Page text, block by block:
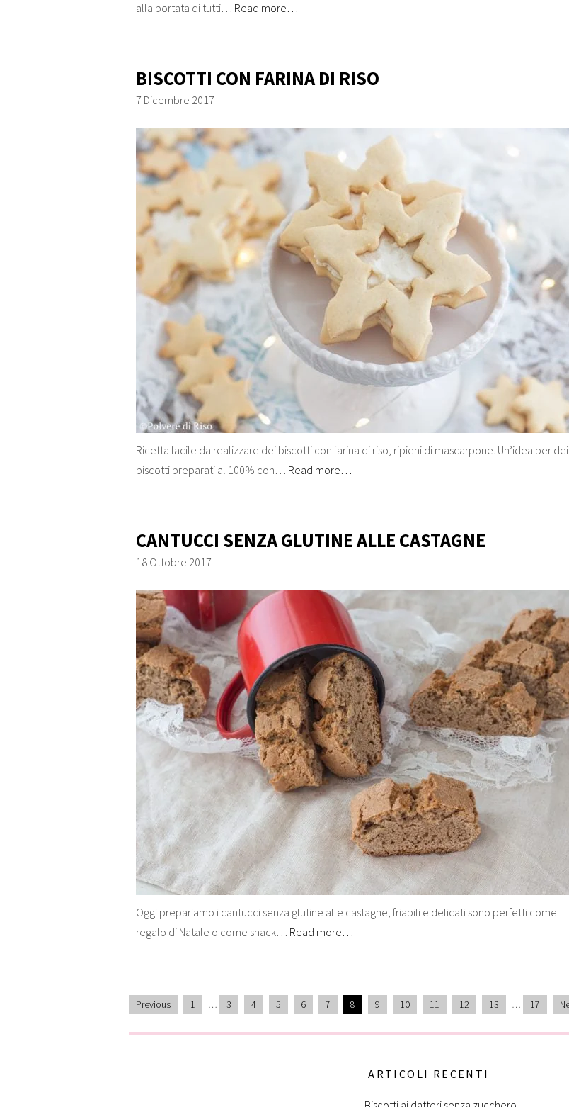
alla portata di tutti… Read more…
BISCOTTI CON FARINA DI RISO
7 Dicembre 2017
Ricetta facile da realizzare dei biscotti con farina di riso, ripieni di mascarpone. Un’idea per dei
biscotti preparati al 100% con… Read more…
CANTUCCI SENZA GLUTINE ALLE CASTAGNE
18 Ottobre 2017
Oggi prepariamo i cantucci senza glutine alle castagne, friabili e delicati sono perfetti come
regalo di Natale o come snack… Read more…
Previous 1 … 3 4 5 6 7 8 9 10 11 12 13 … 17
ARTICOLI RECENTI